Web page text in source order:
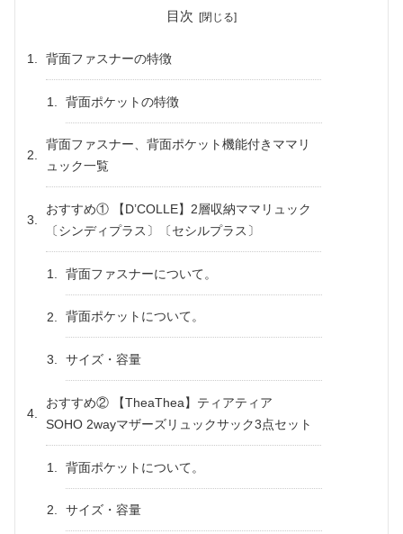
目次
背面ファスナーの特徴
背面ポケットの特徴
背面ファスナー、背面ポケット機能付きママリ
ュック一覧
おすすめ① 【D’COLLE】2層収納ママリュック
〔シンディプラス〕〔セシルプラス〕
背面ファスナーについて。
背面ポケットについて。
サイズ・容量
おすすめ② 【TheaThea】ティアティア
SOHO 2wayマザーズリュックサック3点セット
背面ポケットについて。
サイズ・容量